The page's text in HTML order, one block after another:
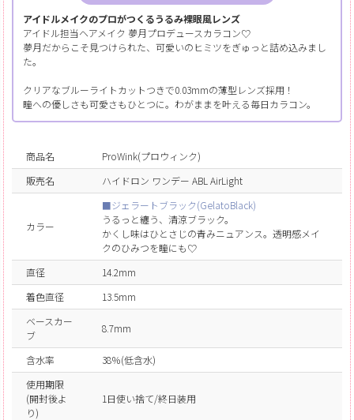
アイドルメイクのプロがつくるうるみ裸眼風レンズ
アイドル担当ヘアメイク 夢月プロデュースカラコン♡
夢月だからこそ見つけられた、可愛いのヒミツをぎゅっと詰め込みまし
た。
クリアなブルーライトカットつきで0.03mmの薄型レンズ採用！
瞳への優しさも可愛さもひとつに。わがままを叶える毎日カラコン。
商品名
ProWink(プロウィンク)
販売名
ハイドロン ワンデー ABL AirLight
カラー
■ジェラートブラック(GelatoBlack)
うるっと纏う、清涼ブラック。
かくし味はひとさじの青みニュアンス。透明感メイ
クのひみつを瞳にも♡
直径
14.2mm
着色直径
13.5mm
ベースカー
ブ
8.7mm
含水率
38％(低含水)
使用期限
(開封後よ
り)
1日使い捨て/終日装用